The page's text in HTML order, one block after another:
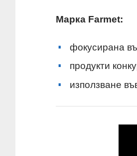
Марка Farmet:
фокусирана
продукти
използване